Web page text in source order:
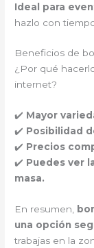
Ideal para
hazlo con
Beneficios de
¿Por qué
internet?
✔️ Mayor
✔️ Posibilidad
✔️ Precios
✔️ Puedes ver
masa.
En resumen,
una opción
trabajas en la